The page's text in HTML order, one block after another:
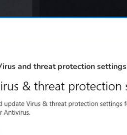
and threat protection settings